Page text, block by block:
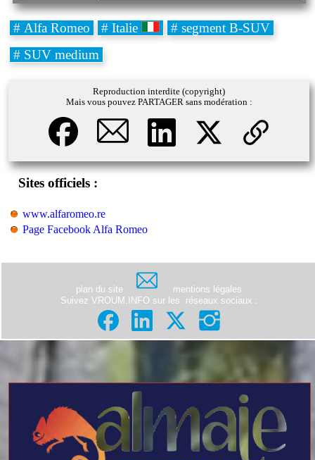
# Alfa Romeo # Italie
# segment B-SUV
# SUV medium
Reproduction interdite (copyright)
Mais vous pouvez PARTAGER sans modération :
Sites officiels :
www.alfaromeo.re
Page Facebook Alfa Romeo
plan du site
mentions légales
Suivez VROUM.INFO sur les
réseaux sociaux :